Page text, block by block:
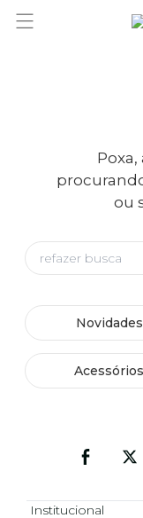
você merece 30%
ou
Novidades
Acessórios
Institucional